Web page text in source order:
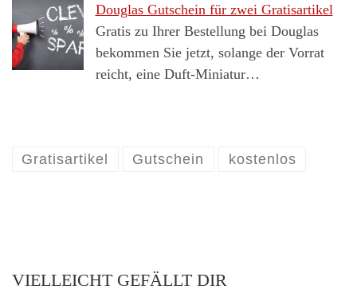
Douglas Gutschein für zwei Gratisartikel
Gratis zu Ihrer Bestellung bei Douglas
bekommen Sie jetzt, solange der Vorrat
reicht, eine Duft-Miniatur…
Gratisartikel Gutschein kostenlos
VIELLEICHT GEFÄLLT DIR